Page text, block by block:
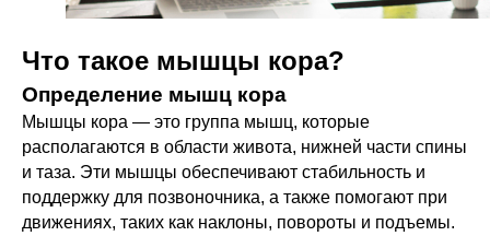
Что такое мышцы кора?
Определение мышц кора
Мышцы кора — это группа мышц, которые
располагаются в области живота, нижней части спины
и таза. Эти мышцы обеспечивают стабильность и
поддержку для позвоночника, а также помогают при
движениях, таких как наклоны, повороты и подъемы.